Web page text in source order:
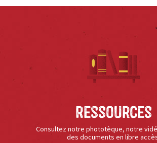
Ressources
Consultez notre phototèque, notre
des documents en libre